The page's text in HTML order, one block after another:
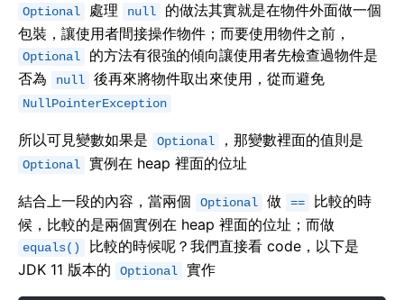
Optional 處理 null
的做法其實就是在物件外面做一個
包裝，讓使用者間接操作物件；而要使用物件之前，
Optional
的方法有很強的傾向讓使用者先檢查過物件是
否為
null 後再來將物件取出來使用，從而避免
NullPointerException
所以可見變數如果是 Optional ，那變數裡面的值則是
Optional 實例在 heap 裡面的位址
結合上一段的內容，當兩個 Optional 做 ==
比較的時
候，比較的是兩個實例在 heap 裡面的位址；而做
equals()
比較的時候呢？我們直接看 code，以下是
JDK 11 版本的
Optional 實作